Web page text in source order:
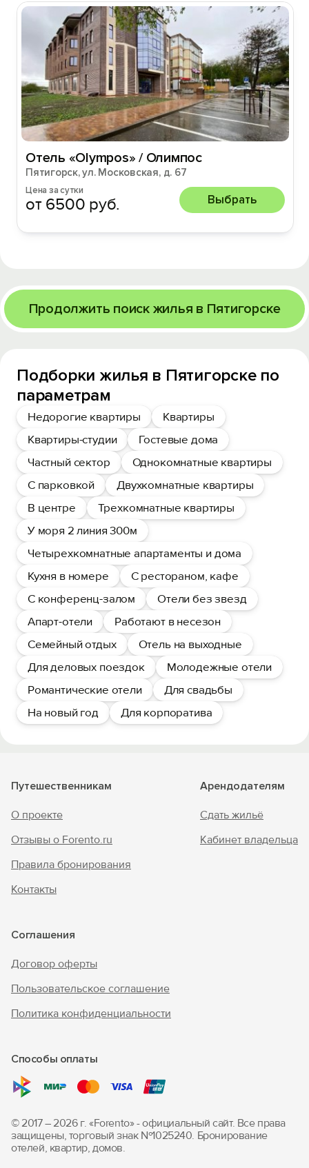
Отель «Olympos» / Олимпос
Пятигорск, ул. Московская, д. 67
Цена за сутки
от 6500 руб. Выбрать
Продолжить поиск жилья в Пятигорске
Подборки жилья в Пятигорске по
параметрам
Недорогие квартиры
Квартиры
Квартиры-студии
Гостевые дома
Частный сектор
Однокомнатные квартиры
С парковкой
Двухкомнатные квартиры
В центре
Трехкомнатные квартиры
У моря 2 линия 300м
Четырехкомнатные апартаменты и дома
Кухня в номере
С рестораном, кафе
С конференц-залом
Отели без звезд
Апарт-отели
Работают в несезон
Семейный отдых
Отель на выходные
Для деловых поездок
Молодежные отели
Романтические отели
Для свадьбы
На новый год
Для корпоратива
Путешественникам
О проекте
Отзывы о Forento.ru
Правила бронирования
Контакты
Арендодателям
Сдать жильё
Кабинет владельца
Соглашения
Договор оферты
Пользовательское соглашение
Политика конфиденциальности
Способы оплаты
© 2017 – 2026 г. «Forento» - официальный сайт. Все права
защищены, торговый знак Nº1025240. Бронирование
отелей, квартир, домов.